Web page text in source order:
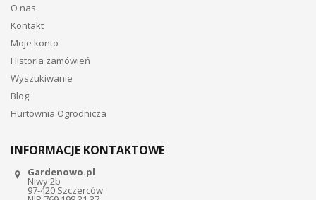
O nas
Kontakt
Moje konto
Historia zamówień
Wyszukiwanie
Blog
Hurtownia Ogrodnicza
INFORMACJE KONTAKTOWE
Gardenowo.pl
Niwy 2b
97-420 Szczerców